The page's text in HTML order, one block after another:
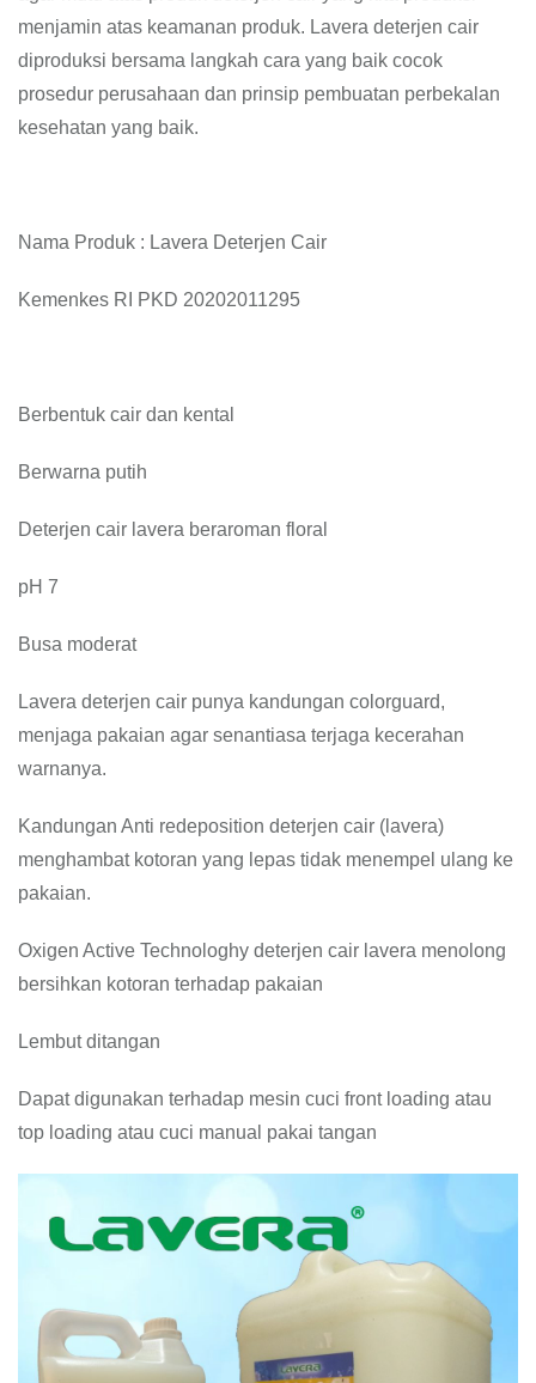
menjamin atas keamanan produk. Lavera deterjen cair
diproduksi bersama langkah cara yang baik cocok
prosedur perusahaan dan prinsip pembuatan perbekalan
kesehatan yang baik.
Nama Produk : Lavera Deterjen Cair
Kemenkes RI PKD 20202011295
Berbentuk cair dan kental
Berwarna putih
Deterjen cair lavera beraroman floral
pH 7
Busa moderat
Lavera deterjen cair punya kandungan colorguard,
menjaga pakaian agar senantiasa terjaga kecerahan
warnanya.
Kandungan Anti redeposition deterjen cair (lavera)
menghambat kotoran yang lepas tidak menempel ulang ke
pakaian.
Oxigen Active Technologhy deterjen cair lavera menolong
bersihkan kotoran terhadap pakaian
Lembut ditangan
Dapat digunakan terhadap mesin cuci front loading atau
top loading atau cuci manual pakai tangan